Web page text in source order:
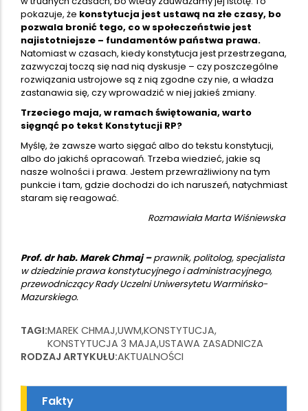
pokazuje, że konstytucja jest ustawą na złe czasy, bo
pozwala bronić tego, co w społeczeństwie jest
najistotniejsze – fundamentów państwa prawa.
Natomiast w czasach, kiedy konstytucja jest przestrzegana,
zazwyczaj toczą się nad nią dyskusje – czy poszczególne
rozwiązania ustrojowe są z nią zgodne czy nie, a władza
zastanawia się, czy wprowadzić w niej jakieś zmiany.
Trzeciego maja, w ramach świętowania, warto
sięgnąć po tekst Konstytucji RP?
Myślę, że zawsze warto sięgać albo do tekstu konstytucji,
albo do jakichś opracowań. Trzeba wiedzieć, jakie są
nasze wolności i prawa. Jestem przewrażliwiony na tym
punkcie i tam, gdzie dochodzi do ich naruszeń, natychmiast
staram się reagować.
Rozmawiała Marta Wiśniewska
Prof. dr hab. Marek Chmaj –prawnik, politolog, specjalista
w dziedzinie prawa konstytucyjnego i administracyjnego,
przewodniczący Rady Uczelni Uniwersytetu Warmińsko-
Mazurskiego.
TAGI MAREK CHMAJ UWM KONSTYTUCJA
KONSTYTUCJA 3 MAJA USTAWA ZASADNICZA
RODZAJ ARTYKUŁU AKTUALNOŚCI
Fakty